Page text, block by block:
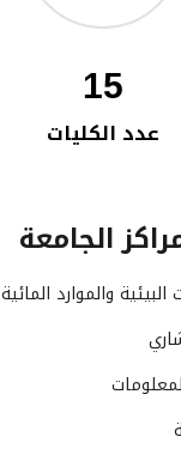
15
عدد الكليات
الجامعة
والموارد المائية